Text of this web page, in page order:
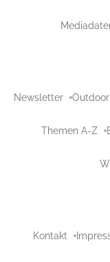
Newsletter
Themen A-Z
Kontakt